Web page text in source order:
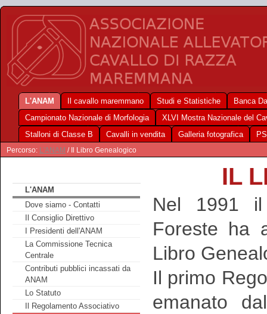
L'ANAM Il cavallo maremmano Studi e Statistiche
Banca
Campionato Nazionale di Morfologia
XLVI Mostra Nazionale del
Stalloni di Classe B
Cavalli in vendita Galleria fotografica
Percorso: L'ANAM / Il Libro Genealogico
L'ANAM
Dove siamo - Contatti
Il Consiglio Direttivo
I Presidenti dell'ANAM
La Commissione Tecnica
Centrale
Contributi pubblici incassati da
ANAM
Lo Statuto
Il Regolamento Associativo
IL
Nel 1991 il
Foreste ha
Libro
Il primo
emanato